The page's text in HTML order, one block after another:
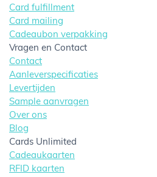
Card fulfillment
Card mailing
Cadeaubon verpakking
Vragen en Contact
Contact
Aanleverspecificaties
Levertijden
Sample aanvragen
Over ons
Blog
Cards Unlimited
Cadeaukaarten
RFID kaarten